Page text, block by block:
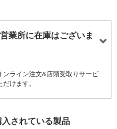
業所に在庫はございま
ンライン注文&店頭受取りサービ
けます。
されている製品